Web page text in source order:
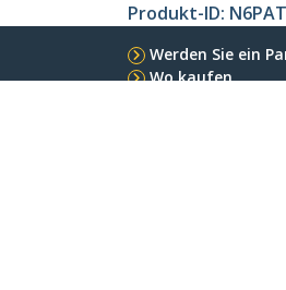
Produkt-ID:
Werden Sie ein
Wo kaufen